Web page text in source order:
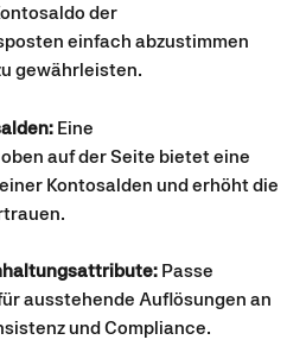
der
einfach abzustimmen
gewährleisten.
Eine
auf der Seite bietet eine
Kontosalden und erhöht die
Passe
ausstehende Auflösungen an
und Compliance.